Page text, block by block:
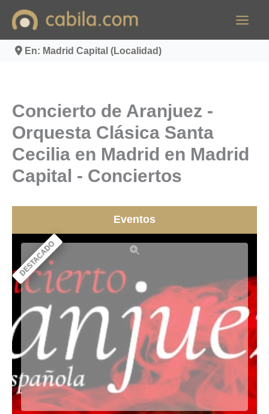
contenido
En: Madrid Capital (Localidad)
Concierto de Aranjuez -
Orquesta Clásica Santa
Cecilia en Madrid en Madrid
Capital - Conciertos
Eventos
DESTACADO